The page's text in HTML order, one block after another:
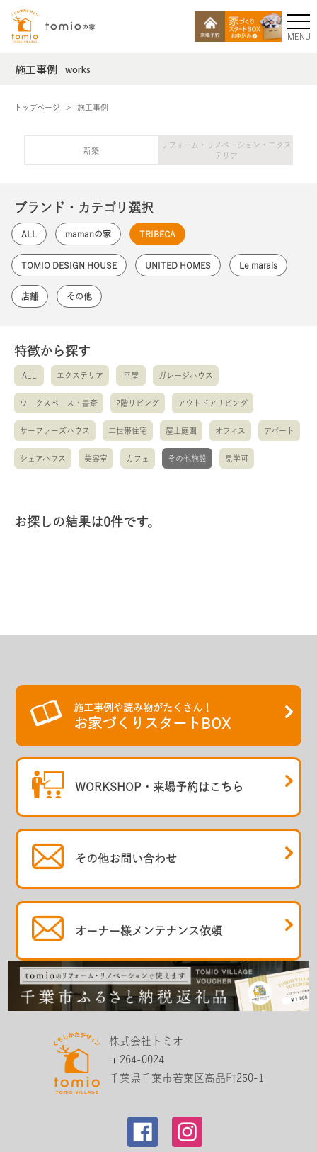
MENU
施工事例 works
トップページ 施工事例
新築
リフォーム・リノベーション・エクス
テリア
ブランド・カテゴリ選択
ALL mamanの家 TRIBECA
TOMIO DESIGN HOUSE UNITED HOMES Le marais
店舗 その他
特徴から探す
ALL エクステリア 平屋 ガレージハウス
ワークスペース・書斎 2階リビング アウトドアリビング
サーファーズハウス 二世帯住宅 屋上庭園 オフィス アパート
シェアハウス 美容室 カフェ その他施設 見学可
お探しの結果は0件です。
施工事例や読み物がたくさん！
お家づくりスタートBOX
WORKSHOP・ 来場予約はこちら
その他お問い合わせ
オーナー様メンテナンス依頼
株式会社トミオ
〒264-0024
千葉県千葉市若葉区高品町250-1